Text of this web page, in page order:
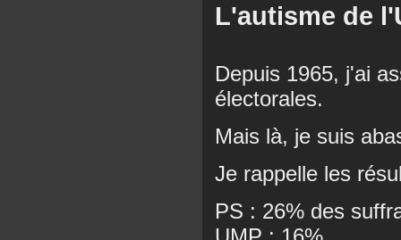
L'autisme de
Depuis 1965, j'ai
électorales.
Mais là, je suis
Je rappelle les
PS : 26% des